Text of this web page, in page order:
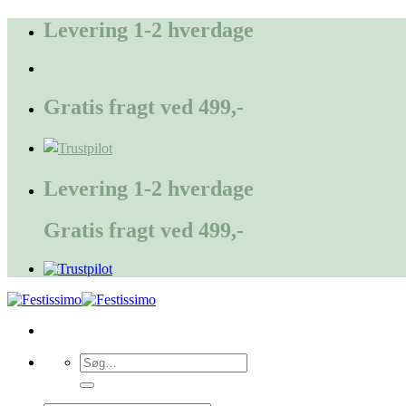
FortsætLevering 1-2 hverdage
Gratis fragt ved 499,-
Levering 1-2 hverdage
Gratis fragt ved 499,-
Søg
efter: